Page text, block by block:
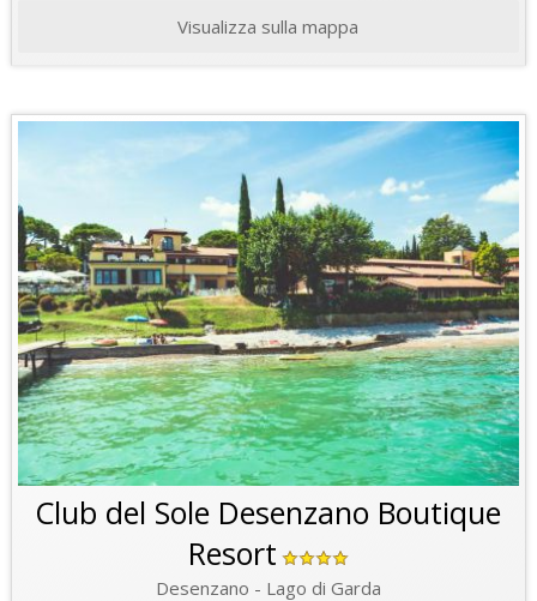
Visualizza sulla mappa
Club del Sole Desenzano Boutique
Resort
Desenzano - Lago di Garda